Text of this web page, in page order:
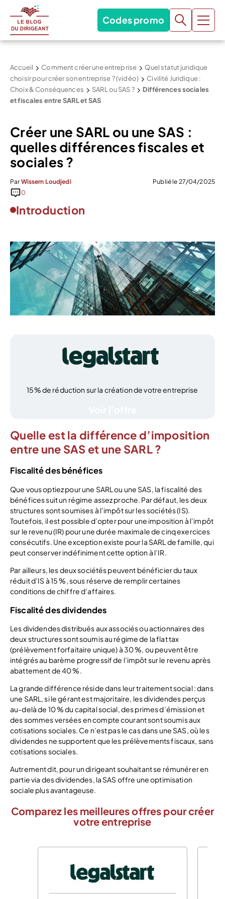
Codes promo
Accueil Comment créer une entreprise
Quel statut juridique
choisir pour créer son entreprise ? (vidéo)
Civilité Juridique :
Choix & Conséquences
SARL ou SAS ?
Différences sociales
et fiscales entre SARL et SAS
Créer une SARL ou une SAS :
quelles différences fiscales et
sociales ?
Par Wissem Loudjedi
Publié le 27/04/2025
0
Introduction
15% de réduction sur la création de votre entreprise
Quelle est la différence d’imposition
entre une SAS et une SARL ?
Fiscalité des bénéfices
Que vous optiez pour une SARL ou une SAS, la fiscalité des
bénéfices suit un régime assez proche. Par défaut, les deux
structures sont soumises à l’impôt sur les sociétés (IS).
Toutefois, il est possible d’opter pour une imposition à l’impôt
sur le revenu (IR) pour une durée maximale de cinq exercices
consécutifs. Une exception existe pour la SARL de famille, qui
peut conserver indéfiniment cette option à l’IR.
Par ailleurs, les deux sociétés peuvent bénéficier du taux
réduit d’IS à 15 %, sous réserve de remplir certaines
conditions de chiffre d’affaires.
Fiscalité des dividendes
Les dividendes distribués aux associés ou actionnaires des
deux structures sont soumis au régime de la flat tax
(prélèvement forfaitaire unique) à 30 %, ou peuvent être
intégrés au barème progressif de l’impôt sur le revenu après
abattement de 40 %.
La grande différence réside dans leur traitement social : dans
une SARL, si le gérant est majoritaire, les dividendes perçus
au-delà de 10 % du capital social, des primes d’émission et
des sommes versées en compte courant sont soumis aux
cotisations sociales. Ce n’est pas le cas dans une SAS, où les
dividendes ne supportent que les prélèvements fiscaux, sans
cotisations sociales.
Autrement dit, pour un dirigeant souhaitant se rémunérer en
partie via des dividendes, la SAS offre une optimisation
sociale plus avantageuse.
Comparez les meilleures offres pour créer
votre entreprise